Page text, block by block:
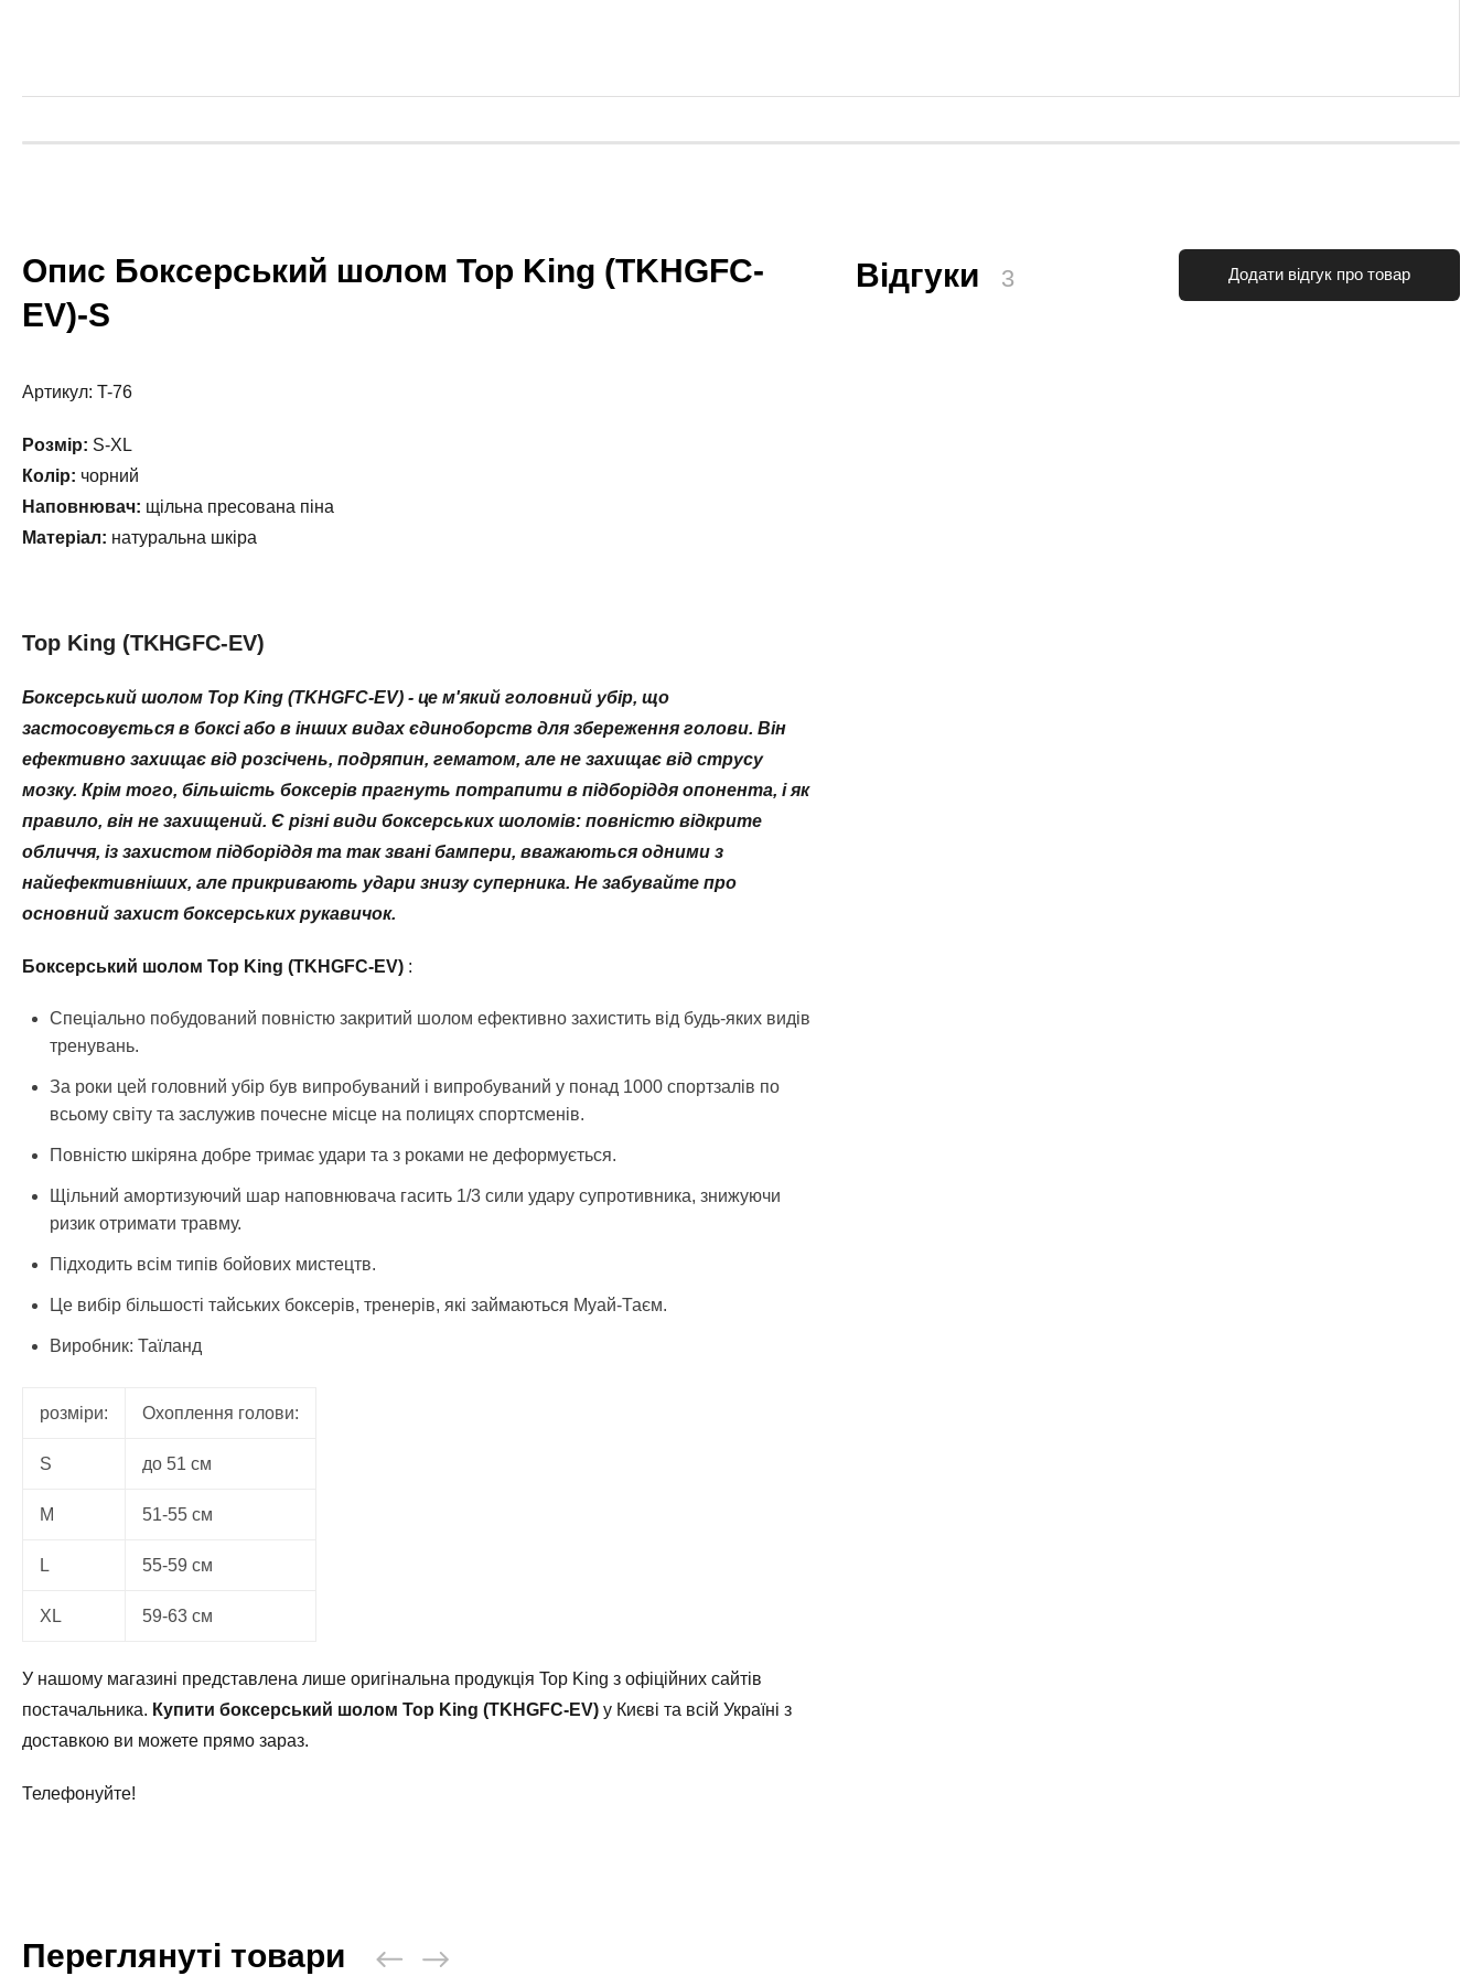
Опис Боксерський шолом Top King (TKHGFC-
EV)-S
Артикул: T-76
Розмір: S-XL
Колір: чорний
Наповнювач: щільна пресована піна
Матеріал: натуральна шкіра
Top King (TKHGFC-EV)
Боксерський шолом Top King (TKHGFC-EV) - це м'який головний убір, що
застосовується в боксі або в інших видах єдиноборств для збереження голови. Він
ефективно захищає від розсічень, подряпин, гематом, але не захищає від струсу
мозку. Крім того, більшість боксерів прагнуть потрапити в підборіддя опонента, і як
правило, він не захищений. Є різні види боксерських шоломів: повністю відкрите
обличчя, із захистом підборіддя та так звані бампери, вважаються одними з
найефективніших, але прикривають удари знизу суперника. Не забувайте про
основний захист боксерських рукавичок.
Боксерський шолом Top King (TKHGFC-EV) :
Спеціально побудований повністю закритий шолом ефективно захистить від будь-яких видів
тренувань.
За роки цей головний убір був випробуваний і випробуваний у понад 1000 спортзалів по
всьому світу та заслужив почесне місце на полицях спортсменів.
Повністю шкіряна добре тримає удари та з роками не деформується.
Щільний амортизуючий шар наповнювача гасить 1/3 сили удару супротивника, знижуючи
ризик отримати травму.
Підходить всім типів бойових мистецтв.
Це вибір більшості тайських боксерів, тренерів, які займаються Муай-Таєм.
Виробник: Таїланд
розміри: Охоплення голови:
S до 51 см
M 51-55 см
L 55-59 см
XL 59-63 см
У нашому магазині представлена лише оригінальна продукція Top King з офіційних сайтів
постачальника. Купити боксерський шолом Top King (TKHGFC-EV) у Києві та всій Україні з
доставкою ви можете прямо зараз.
Телефонуйте!
Відгуки 3 Додати відгук про товар
Переглянуті товари